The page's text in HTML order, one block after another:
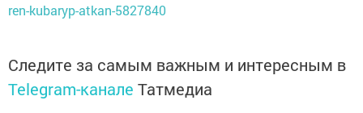
ren-kubaryp-atkan-5827840
Следите за самым важным и интересным в
Telegram-канале Татмедиа